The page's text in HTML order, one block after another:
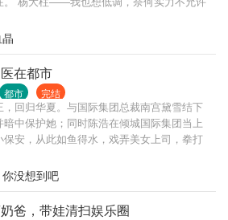
在都市
都市 完结
，回归华夏。与国际集团总裁南宫黛雪结下
暗中保护她；同时陈浩在倾城国际集团当上
保安，从此如鱼得水，戏弄美女上司，拳打
没想到吧
爸，带娃清扫娱乐圈